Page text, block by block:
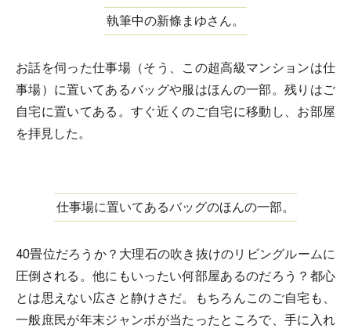
執筆中の新條まゆさん。
お話を伺った仕事場（そう、この超高級マンションは仕
事場）に置いてあるバッグや服はほんの一部。残りはご
自宅に置いてある。すぐ近くのご自宅に移動し、お部屋
を拝見した。
仕事場に置いてあるバッグのほんの一部。
40畳位だろうか？大理石の吹き抜けのリビングルームに
圧倒される。他にもいったい何部屋あるのだろう？都心
とは思えない広さと静けさだ。もちろんこのご自宅も、
一般庶民が年末ジャンボが当たったところで、手に入れ